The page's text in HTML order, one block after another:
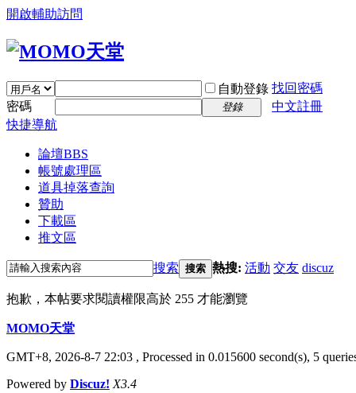
開啟輔助訪問
自動登錄 找回密碼
密碼
登錄
中文註冊
快捷導航
論壇BBS
帳號處理區
道具掉落查詢
贊助
下載區
推文區
搜索 搜索 熱搜: 活動 交友 discuz
抱歉，本帖要求閱讀權限高於 255 才能瀏覽
MOMO天堂
GMT+8, 2026-8-7 22:03 , Processed in 0.015600 second(s), 5
Powered by Discuz! X3.4